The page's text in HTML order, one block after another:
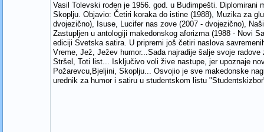
Vasil Tolevski rođen je 1956. god. u Budimpešti.
Skoplju. Objavio: Četiri koraka do istine (1988), Muzika za
dvojezično), Isuse, Lucifer nas zove (2007 - dvojezično),
Zastupljen u antologiji makedonskog aforizma (1988 - Novi
ediciji Svetska satira. U pripremi još četiri naslova
Vreme, Jež, Ježev humor...Sada najradije šalje svoje
Stršel, Toti list... Isključivo voli žive nastupe, jer upoznaje
Požarevcu,Bjeljini, Skoplju... Osvojio je sve makedonske
urednik za humor i satiru u studentskom listu